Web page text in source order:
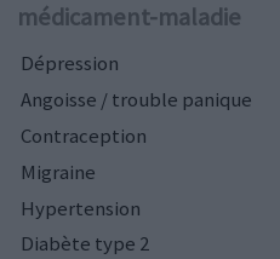
médicament-maladie
Dépression
Angoisse / trouble panique
Contraception
Migraine
Hypertension
Diabète type 2